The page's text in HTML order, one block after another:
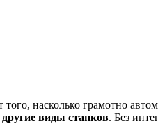
насколько грамотно
виды станков. Без